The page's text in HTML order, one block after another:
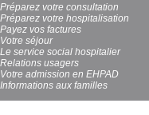
Préparez votre consultation
Préparez votre hospitalisation
Payez vos factures
Votre séjour
Le service social hospitalier
Relations usagers
Votre admission en EHPAD
Informations aux familles